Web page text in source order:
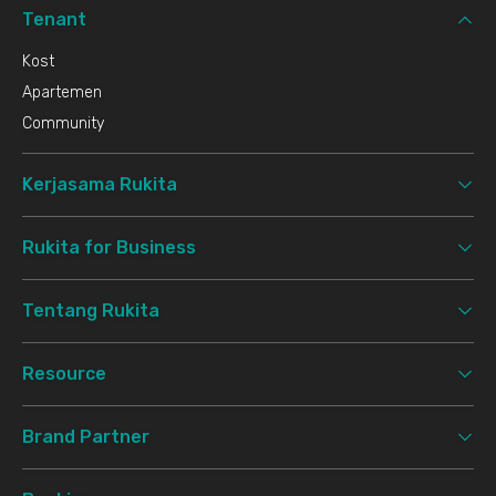
Tenant
Kost
Apartemen
Community
Kerjasama Rukita
Rukita for Business
Tentang Rukita
Resource
Brand Partner